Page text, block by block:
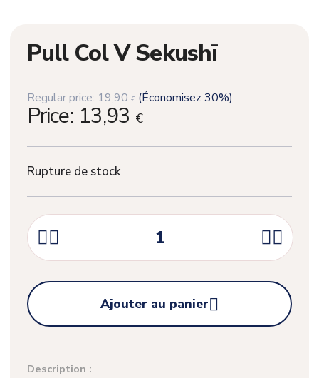
Pull Col V Sekushī
Regular price: 19,90 € (Économisez 30%)
Price: 13,93 €
Rupture de stock
 

Ajouter au panier
Description :